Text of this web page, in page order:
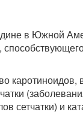
в Южной
сетчатки) и